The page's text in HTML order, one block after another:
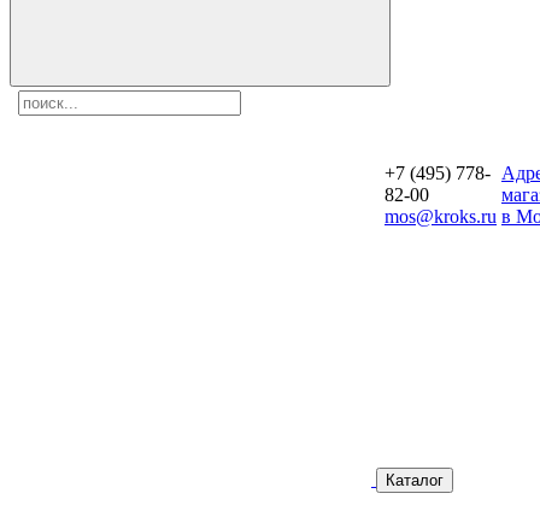
+7 (495) 778-
82-00
mos@kroks.ru в
Каталог